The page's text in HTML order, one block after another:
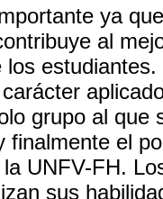
ya
al
los
grupo al que
finalmente el
UNFV-FH.
sus